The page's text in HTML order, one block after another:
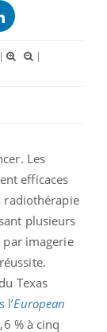
|
|
Les
efficaces
radiothérapie
plusieurs
par imagerie
Texas
l’European
% à cinq